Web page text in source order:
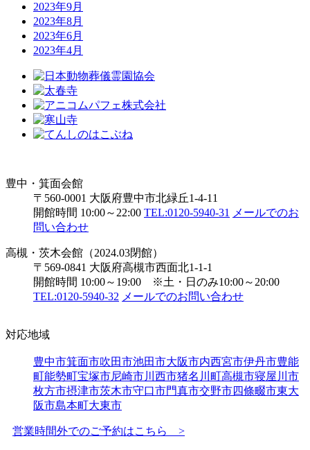
2023年9月
2023年8月
2023年6月
2023年4月
豊中・箕面会館
〒560-0001 大阪府豊中市北緑丘1-4-11
開館時間 10:00～22:00 TEL:0120-5940-31
メールでのお
問い合わせ
高槻・茨木会館（2024.03閉館）
〒569-0841 大阪府高槻市西面北1-1-1
開館時間 10:00～19:00 ※土・日のみ10:00～20:00
TEL:0120-5940-32 メールでのお問い合わせ
対応地域
豊中市箕面市吹田市池田市大阪市内西宮市伊丹市豊能
町能勢町宝塚市尼崎市川西市猪名川町高槻市寝屋川市
枚方市摂津市茨木市守口市門真市交野市四條畷市東大
阪市島本町大東市
営業時間外でのご予約はこちら >